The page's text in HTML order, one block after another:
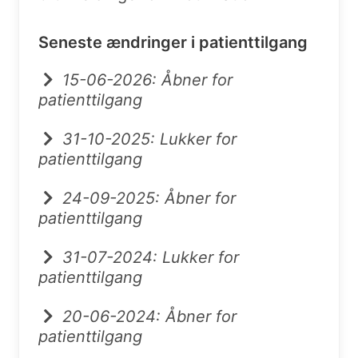
Seneste ændringer i patienttilgang
15-06-2026: Åbner for
patienttilgang
31-10-2025: Lukker for
patienttilgang
24-09-2025: Åbner for
patienttilgang
31-07-2024: Lukker for
patienttilgang
20-06-2024: Åbner for
patienttilgang